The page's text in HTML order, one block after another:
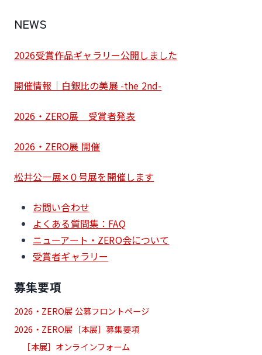
ー
シ
ン
NEWS
2026受賞作品ギャラリー公開しました
開催情報｜白銀比の美展 -the 2nd-
2026・ZERO展 受賞者発表
2026・ZERO展 開催
松井公一展✕０号展を開催します
お問い合わせ
よくある質問集：FAQ
ニューアート・ZERO会について
受賞者ギャラリー
募集要項
2026・ZERO展 公募フロントページ
2026・ZERO展［本展］募集要項
［本展］オンラインフォーム